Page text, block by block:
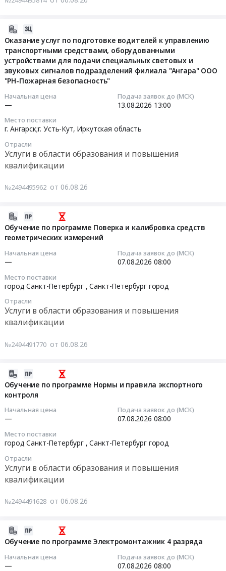
Оказание услуг по подготовке водителей к управлению
транспортными средствами, оборудованными
устройствами для подачи специальных световых и
звуковых сигналов подразделений филиала "Ангара" ООО
"РН-Пожарная безопасность"
Начальная цена
—
Подача заявок до (МСК)
13.08.2026 13:00
Место поставки
г. Ангарск;г. Усть-Кут, Иркутская область
Отрасли
Услуги в области образования и повышения
квалификации
№2494495962 от 06.08.26
Обучение по программе Поверка и калибровка средств
геометрических измерений
Начальная цена
—
Подача заявок до (МСК)
07.08.2026 08:00
Место поставки
город Санкт-Петербург ,Санкт-Петербург город
Отрасли
Услуги в области образования и повышения
квалификации
№2494491770 от 06.08.26
Обучение по программе Нормы и правила экспортного
контроля
Начальная цена
—
Подача заявок до (МСК)
07.08.2026 08:00
Место поставки
город Санкт-Петербург ,Санкт-Петербург город
Отрасли
Услуги в области образования и повышения
квалификации
№2494491628 от 06.08.26
Обучение по программе Электромонтажник 4 разряда
Начальная цена
—
Подача заявок до (МСК)
07.08.2026 08:00